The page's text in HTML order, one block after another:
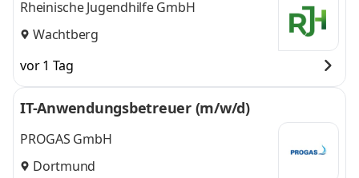
Rheinische Jugendhilfe GmbH
Wachtberg
vor 1 Tag
IT-Anwendungsbetreuer (m/w/d)
PROGAS GmbH
Dortmund